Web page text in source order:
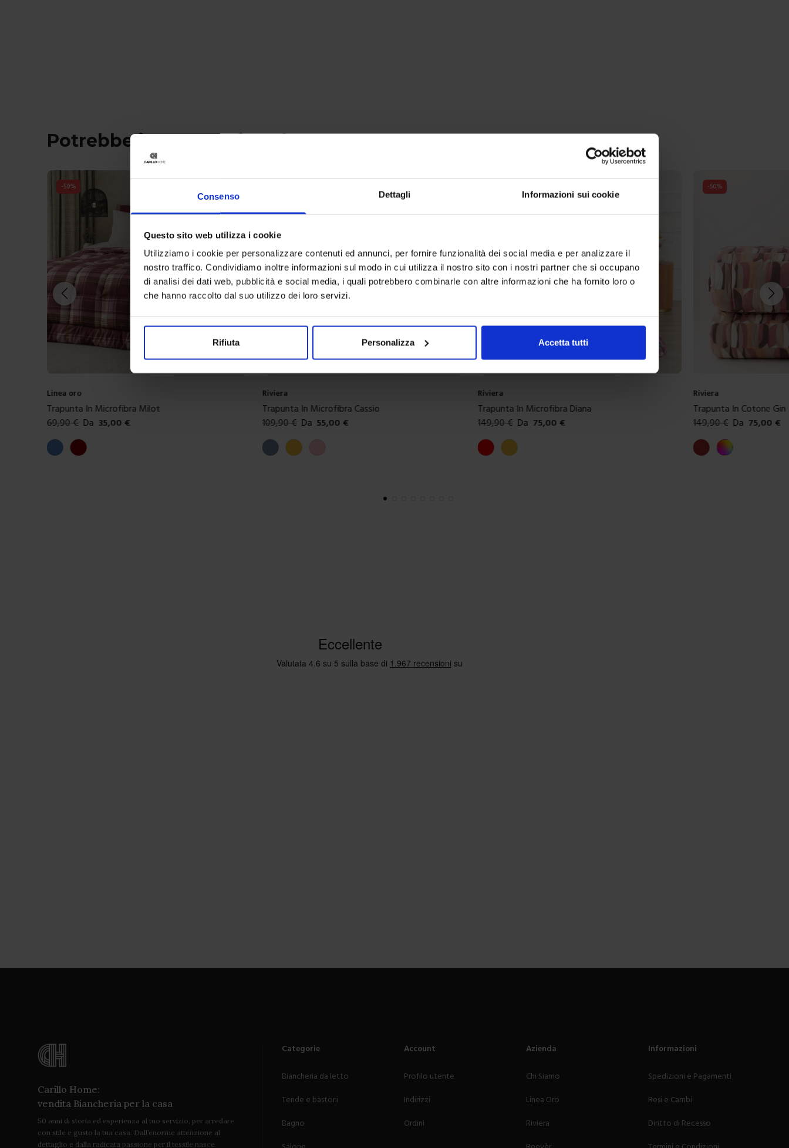
Consenso Dettagli Informazioni sui cookie
Questo sito web utilizza i cookie
Utilizziamo i cookie per personalizzare contenuti ed annunci, per fornire funzionalità dei social media e per analizzare il
nostro traffico. Condividiamo inoltre informazioni sul modo in cui utilizza il nostro sito con i nostri partner che si occupano
di analisi dei dati web, pubblicità e social media, i quali potrebbero combinarle con altre informazioni che ha fornito loro o
che hanno raccolto dal suo utilizzo dei loro servizi.
Rifiuta Personalizza Accetta tutti
Potrebbe interessarti anche
-50%
Riviera
Trapunta In Microfibra Cassio
109,90€ Da 55,00 €
Colori disponibili
Carta da zucchero
Giallo
Riviera
Trapunta In Microfibra Diana
149,90€ Da 75,00 €
Colori disponibili
Rosso Giallo
Riviera
Trapunta In Cotone Gin
149,90€ Da 75,00 €
Colori disponibili
MarroneMulticolore
-50%
Riviera
Trapunta In Cotone
149,90€ Da 75,00 €
Colori disponibili
AzzurroMarrone
Carillo Home:
vendita Biancheria per la casa
50 anni di storia ed esperienza al tuo servizio, per arredare
con stile e gusto la tua casa. Dall’enorme attenzione al
dettaglio e dalla radicata passione per il tessile nasce
Categorie
Biancheria da letto
Tende e bastoni
Bagno
Account
Profilo utente
Indirizzi
Ordini
Azienda
Chi Siamo
Linea Oro
Riviera
Informazioni
Spedizioni e Pagamenti
Resi e Cambi
Diritto di Recesso